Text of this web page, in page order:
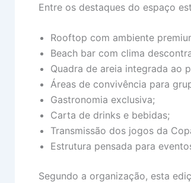
Entre os destaques do espaço
Rooftop com ambiente
Beach bar com clima
Quadra de areia integrada ao
Áreas de convivência para
Gastronomia exclusiva;
Carta de drinks e bebidas;
Transmissão dos jogos da
Estrutura pensada para
Segundo a organização, esta